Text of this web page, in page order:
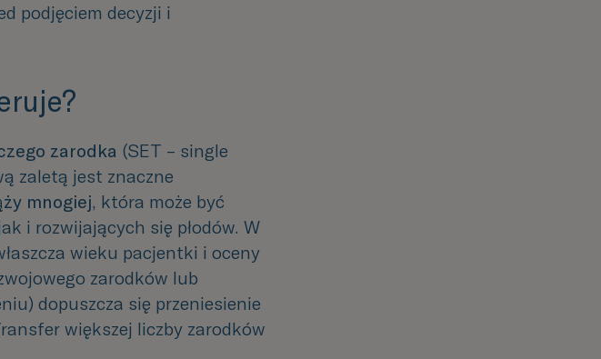
podjęciem decyzji i
zarodka (SET – single
zaletą jest znaczne
mnogiej, która może być
i rozwijających się płodów. W
wieku pacjentki i oceny
zarodków lub
dopuszcza się przeniesienie
większej liczby zarodków